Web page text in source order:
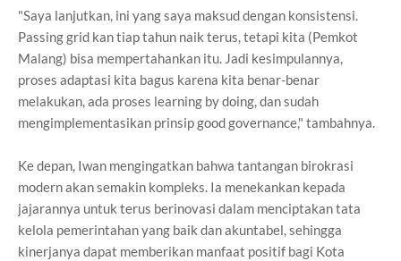
"Saya lanjutkan, ini yang saya maksud dengan konsistensi.
Passing grid kan tiap tahun naik terus, tetapi kita (Pemkot
Malang) bisa mempertahankan itu. Jadi kesimpulannya,
proses adaptasi kita bagus karena kita benar-benar
melakukan, ada proses learning by doing, dan sudah
mengimplementasikan prinsip good governance," tambahnya.
Ke depan, Iwan mengingatkan bahwa tantangan birokrasi
modern akan semakin kompleks. Ia menekankan kepada
jajarannya untuk terus berinovasi dalam menciptakan tata
kelola pemerintahan yang baik dan akuntabel, sehingga
kinerjanya dapat memberikan manfaat positif bagi Kota